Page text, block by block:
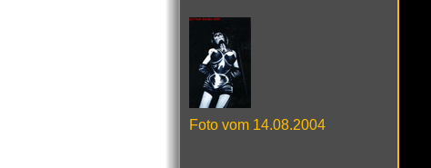
Foto vom 14.08.2004